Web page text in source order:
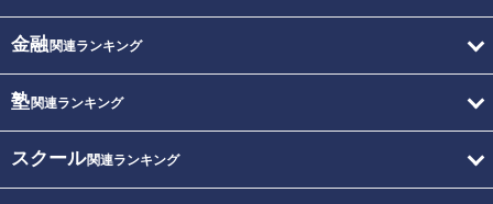
金融関連ランキング
塾関連ランキング
スクール関連ランキング